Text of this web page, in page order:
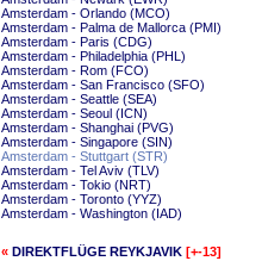
Amsterdam - Orlando (MCO)
Amsterdam - Palma de Mallorca (PMI)
Amsterdam - Paris (CDG)
Amsterdam - Philadelphia (PHL)
Amsterdam - Rom (FCO)
Amsterdam - San Francisco (SFO)
Amsterdam - Seattle (SEA)
Amsterdam - Seoul (ICN)
Amsterdam - Shanghai (PVG)
Amsterdam - Singapore (SIN)
Amsterdam - Stuttgart (STR)
Amsterdam - Tel Aviv (TLV)
Amsterdam - Tokio (NRT)
Amsterdam - Toronto (YYZ)
Amsterdam - Washington (IAD)
« DIREKTFLÜGE REYKJAVIK [+-13]